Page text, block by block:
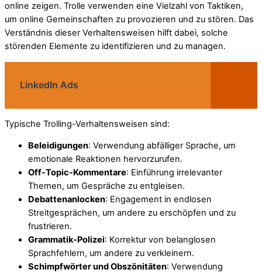
online zeigen. Trolle verwenden eine Vielzahl von Taktiken,
um online Gemeinschaften zu provozieren und zu stören. Das
Verständnis dieser Verhaltensweisen hilft dabei, solche
störenden Elemente zu identifizieren und zu managen.
LinkedIn Ads
Typische Trolling-Verhaltensweisen sind:
Beleidigungen: Verwendung abfälliger Sprache, um
emotionale Reaktionen hervorzurufen.
Off-Topic-Kommentare: Einführung irrelevanter
Themen, um Gespräche zu entgleisen.
Debattenanlocken: Engagement in endlosen
Streitgesprächen, um andere zu erschöpfen und zu
frustrieren.
Grammatik-Polizei: Korrektur von belanglosen
Sprachfehlern, um andere zu verkleinern.
Schimpfwörter und Obszönitäten: Verwendung